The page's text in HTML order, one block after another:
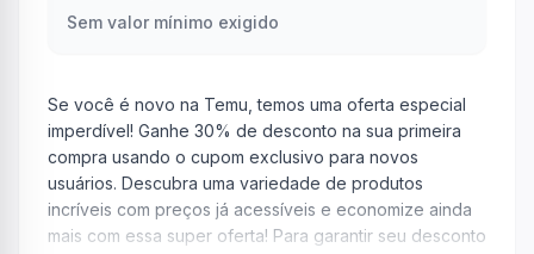
Sem valor mínimo exigido
Se você é novo na Temu, temos uma oferta especial
imperdível! Ganhe 30% de desconto na sua primeira
compra usando o cupom exclusivo para novos
usuários. Descubra uma variedade de produtos
incríveis com preços já acessíveis e economize ainda
mais com essa super oferta! Para garantir seu desconto